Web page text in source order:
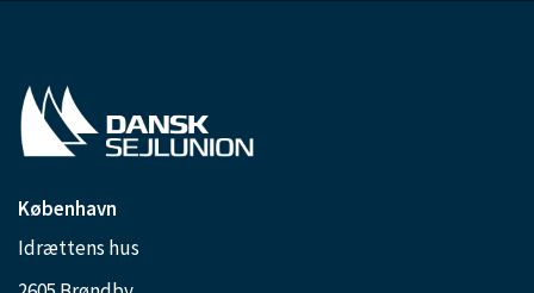
København
Idrættens hus